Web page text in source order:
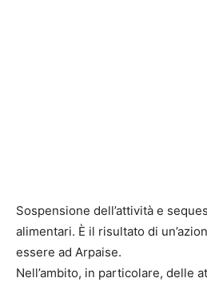
Sospensione dell’attività e
alimentari. È il risultato di
essere ad Arpaise.
Nell’ambito, in particolare, delle